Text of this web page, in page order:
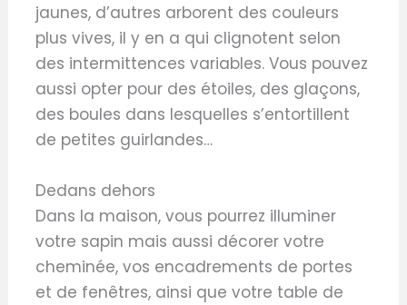
jaunes, d’autres arborent des couleurs
plus vives, il y en a qui clignotent selon
des intermittences variables. Vous pouvez
aussi opter pour des étoiles, des glaçons,
des boules dans lesquelles s’entortillent
de petites guirlandes…
Dedans dehors
Dans la maison, vous pourrez illuminer
votre sapin mais aussi décorer votre
cheminée, vos encadrements de portes
et de fenêtres, ainsi que votre table de